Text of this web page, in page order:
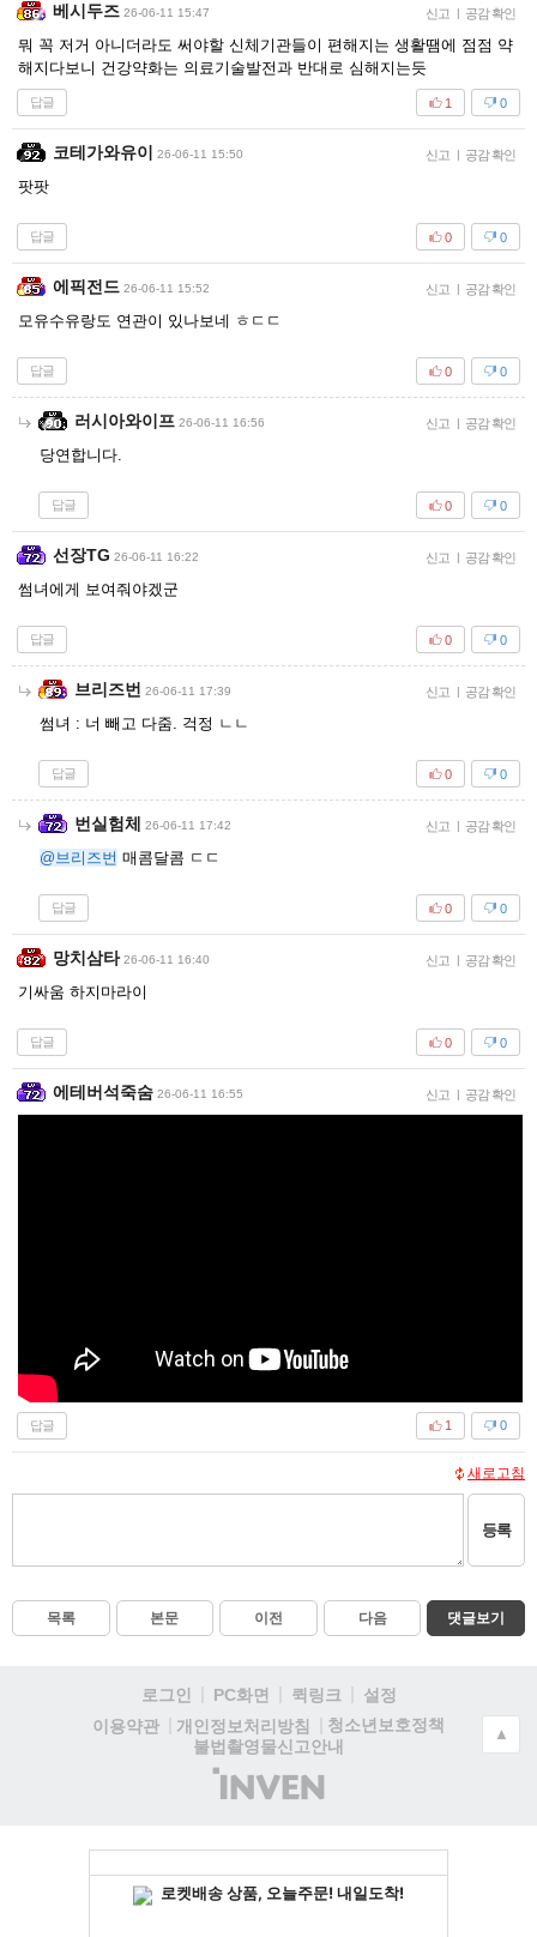
베시두즈 26-06-11 15:47 신고 | 공감 확인
뭐 꼭 저거 아니더라도 써야할 신체기관들이 편해지는 생활땜에 점점 약
해지다보니 건강약화는 의료기술발전과 반대로 심해지는듯
답글 0
1
코테가와유이 26-06-11 15:50 신고 | 공감 확인
팟팟
답글 0
0
에픽전드 26-06-11 15:52 신고 | 공감 확인
모유수유랑도 연관이 있나보네 ㅎㄷㄷ
답글 0
0
러시아와이프 26-06-11 16:56 신고 | 공감 확인
당연합니다.
답글 0
0
선장TG 26-06-11 16:22 신고 | 공감 확인
썸녀에게 보여줘야겠군
답글 0
0
브리즈번 26-06-11 17:39 신고 | 공감 확인
썸녀 : 너 빼고 다줌. 걱정 ㄴㄴ
답글 0
0
번실험체 26-06-11 17:42 신고 | 공감 확인
@브리즈번 매콤달콤 ㄷㄷ
답글 0
0
망치삼타 26-06-11 16:40 신고 | 공감 확인
기싸움 하지마라이
답글 0
0
에테버석죽숨 26-06-11 16:55 신고 | 공감 확인
답글 0
1
새로고침
등록
목록 본문 이전 다음 댓글보기
로그인 PC화면 퀵링크
설정
이용약관
개인정보처리방침
청소년보호정책
불법촬영물신고안내
(주)
인
▲